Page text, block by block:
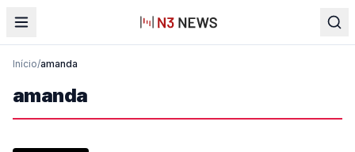
Início/amanda
amanda